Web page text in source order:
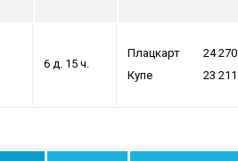
6 д. 15 ч.
Плацкарт
24 270
Купе
23 211